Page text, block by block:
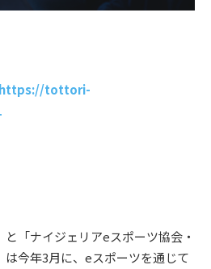
https://tottori-
と「ナイジェリアeスポーツ協会・
今年3月に、eスポーツを通じて